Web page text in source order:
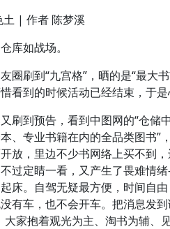
土 | 作者 陈梦溪
库如战场。
圈刷到“九宫格”，晒的是“最大
看到的时候活动已经结束，于
刷到预告，看到中图网的“仓储
、专业书籍在内的全品类图书
放，里边不少书网络上买不到
过定睛一看，又产生了畏难情
床。自驾无疑最方便，时间自
有车，也不会开车。把消息发
大家抱着观光为主、淘书为辅、